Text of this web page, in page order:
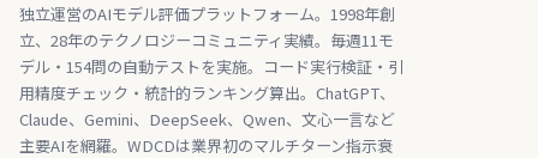
独立運営のAIモデル評価プラットフォーム。1998年創
立、28年のテクノロジーコミュニティ実績。毎週11モ
デル・154問の自動テストを実施。コード実行検証・引
用精度チェック・統計的ランキング算出。ChatGPT、
Claude、Gemini、DeepSeek、Qwen、文心一言など
主要AIを網羅。WDCDは業界初のマルチターン指示衰